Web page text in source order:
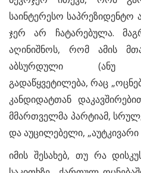
საინტერესო საპრეზიდენტო
ჯერ არ ჩატარებულა.
აღინიშნოს, რომ ამის
აბსურდული (ანუ
გადაწყვეტილება, რაც
კანდიდატთან
მმართველმა პარტიამ,
და აუცილებელი, „აუტკივარი
იმის შესახებ, თუ რა